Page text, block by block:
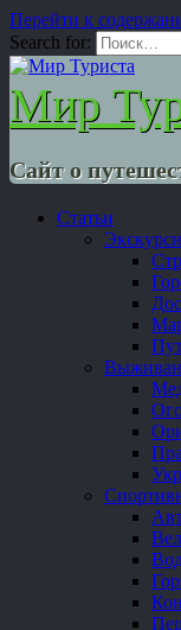
Перейти к
Search for:
Мир
Сайт о
Статьи